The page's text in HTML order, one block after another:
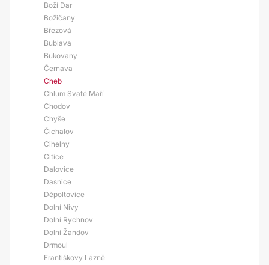
Boží Dar
Božičany
Březová
Bublava
Bukovany
Černava
Cheb
Chlum Svaté Maří
Chodov
Chyše
Čichalov
Cihelny
Citice
Dalovice
Dasnice
Děpoltovice
Dolní Nivy
Dolní Rychnov
Dolní Žandov
Drmoul
Františkovy Lázně